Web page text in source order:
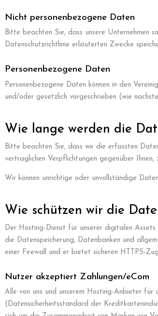
Nicht personenbezogene Daten
Bitte beachten Sie, dass unsere Unternehmen
Datenschutzrichtlinie erläuterten Zwecke
Personenbezogene Daten
Personenbezogene Daten können in den
und/oder gesetzlich vorgeschrieben (wie
Wie lange werden die
Bitte beachten Sie, dass wir die erfassten
vertraglichen Verpflichtungen gegenüber
Wir können unrichtige oder unvollständige
Wie schützen wir die
Der Hosting-Dienst für unserer digitalen
die Datenspeicherung, Datenbanken und
einer Firewall und er bietet sicheren HTTPS-
Nutzer akzeptiert Zahlungen/eCom
Alle von uns und unserem Hosting-Anbieter für
(Datensicherheitsstandard der